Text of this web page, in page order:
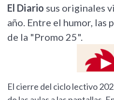
El Diario sus originales
año. Entre el humor, las
de la "Promo 25".
El cierre del ciclo lectivo